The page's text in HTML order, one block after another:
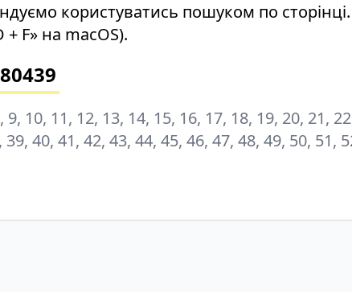
користуватись пошуком по
+ F» на macOS).
9, 10, 11, 12, 13, 14, 15, 16, 17, 18, 19, 20, 21,
40, 41, 42, 43, 44, 45, 46, 47, 48, 49, 50, 51,